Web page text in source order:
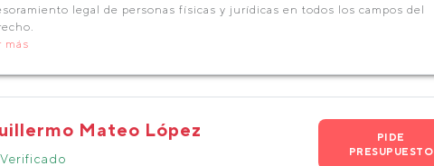
legal de personas físicas y jurídicas en todos los campos del
más
Mateo López
Verificado
PIDE
PRESUPUESTO